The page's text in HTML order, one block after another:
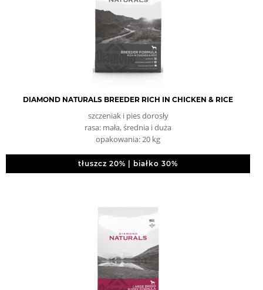
DIAMOND NATURALS BREEDER RICH IN CHICKEN & RICE
szczeniak i pies dorosły
rasa: mała, średnia i duża
opakowania: 20 kg
tłuszcz 20% | białko 30%